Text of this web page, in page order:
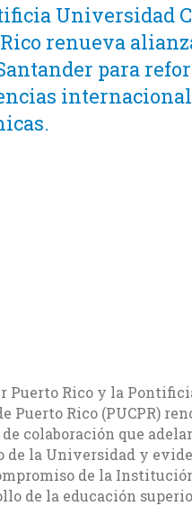
Universidad
renueva
para
Puerto Rico y la
Puerto Rico (PUCPR)
colaboración que
de la Universidad y
de la
de la educación